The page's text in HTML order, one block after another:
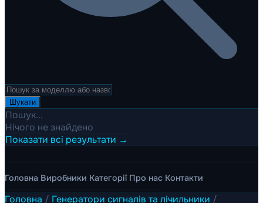
Шукати
Пошук...
Нічого не знайдено
Показати всі результати →
Головна Виробники Категорії Про нас Контакти
Головна / Генератори сигналів та лічильники /